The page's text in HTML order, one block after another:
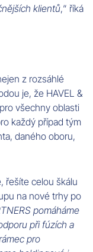
klientů,“ říká
z rozsáhlé
je, že HAVEL &
všechny oblasti
každý případ tým
daného oboru,
řešíte celou škálu
na nové trhy po
pomáháme
při fúzích a
pro